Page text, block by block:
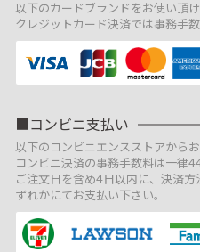
以下のカードブランドをお使い頂け
クレジットカード決済では事務手
コンビニ支払い
以下のコンビニエンスストアからお
コンビニ決済の事務手数料は一律
ご注文日を含め4日以内に、決済
ずれかにてお支払い下さい。